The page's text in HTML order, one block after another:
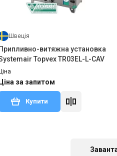
Швеція
витяжна установка
Topvex TR03EL-L-CAV
за запитом
Купити